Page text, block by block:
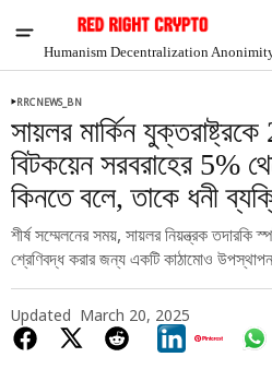
Humanism Decentralization
RRCNEWS_BN
সায়লর মার্কিন
বিটকয়েন সরবরাহের 5%
কিনতে বলে, তাকে ধনী
শীর্ষ সম্মেলনের সময়, সায়লর নিয়ন্ত্রক তদারকি
শ্রেণিবদ্ধ করার জন্য একটি কাঠামোও
Updated March 20, 2025